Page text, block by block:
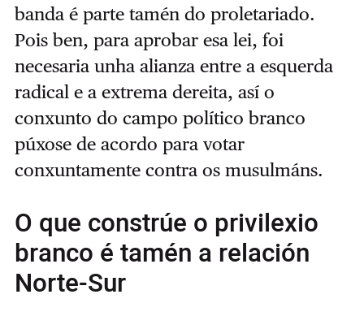
banda é parte tamén do proletariado.
Pois ben, para aprobar esa lei, foi
necesaria unha alianza entre a esquerda
radical e a extrema dereita, así o
conxunto do campo político branco
púxose de acordo para votar
conxuntamente contra os musulmáns.
O que constrúe o privilexio
branco é tamén a relación
Norte-Sur